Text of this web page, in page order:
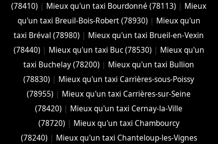
(78410) | Mieux qu'un taxi Bourdonné (78113) | Mieux
qu'un taxi Breuil-Bois-Robert (78930) | Mieux qu'un
taxi Bréval (78980) | Mieux qu'un taxi Brueil-en-Vexin
(78440) | Mieux qu'un taxi Buc (78530) | Mieux qu'un
taxi Buchelay (78200) | Mieux qu'un taxi Bullion
(78830) | Mieux qu'un taxi Carrières-sous-Poissy
(78955) | Mieux qu'un taxi Carrières-sur-Seine
(78420) | Mieux qu'un taxi Cernay-la-Ville
(78720) | Mieux qu'un taxi Chambourcy
(78240) | Mieux qu'un taxi Chanteloup-les-Vignes